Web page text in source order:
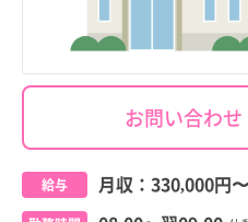
お問い合わせ
給与 月収： 330,000円〜